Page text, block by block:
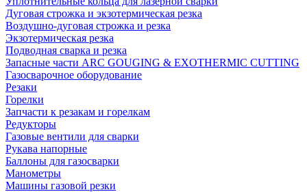
Дуговая строжка и экзотермическая резка
Воздушно-дуговая строжка и резка
Экзотермическая резка
Подводная сварка и резка
Запасные части ARC GOUGING & EXOTHERMIC CUTTING
Газосварочное оборудование
Резаки
Горелки
Запчасти к резакам и горелкам
Редукторы
Газовые вентили для сварки
Рукава напорные
Баллоны для газосварки
Манометры
Машины газовой резки